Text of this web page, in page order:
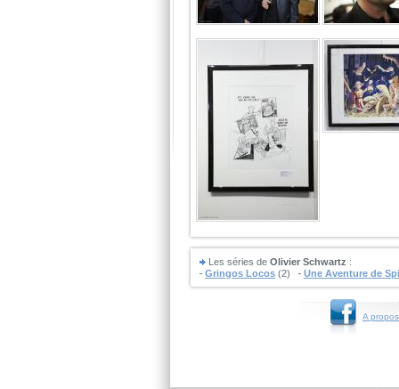
Les séries de Olivier Schwartz :
Gringos Locos (2) Une Aventure de
A